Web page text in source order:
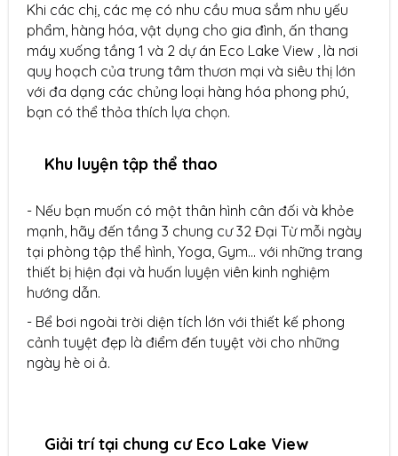
Khi các chị, các mẹ có nhu cầu mua sắm nhu yếu
phẩm, hàng hóa, vật dụng cho gia đình, ấn thang
máy xuống tầng 1 và 2 dự án Eco Lake View , là nơi
quy hoạch của trung tâm thươn mại và siêu thị lớn
với đa dạng các chủng loại hàng hóa phong phú,
bạn có thể thỏa thích lựa chọn.
Khu luyện tập thể thao
- Nếu bạn muốn có một thân hình cân đối và khỏe
mạnh, hãy đến tầng 3 chung cư 32 Đại Từ mỗi ngày
tại phòng tập thể hình, Yoga, Gym… với những trang
thiết bị hiện đại và huấn luyện viên kinh nghiệm
hướng dẫn.
- Bể bơi ngoài trời diện tích lớn với thiết kế phong
cảnh tuyệt đẹp là điểm đến tuyệt vời cho những
ngày hè oi ả.
Giải trí tại chung cư Eco Lake View